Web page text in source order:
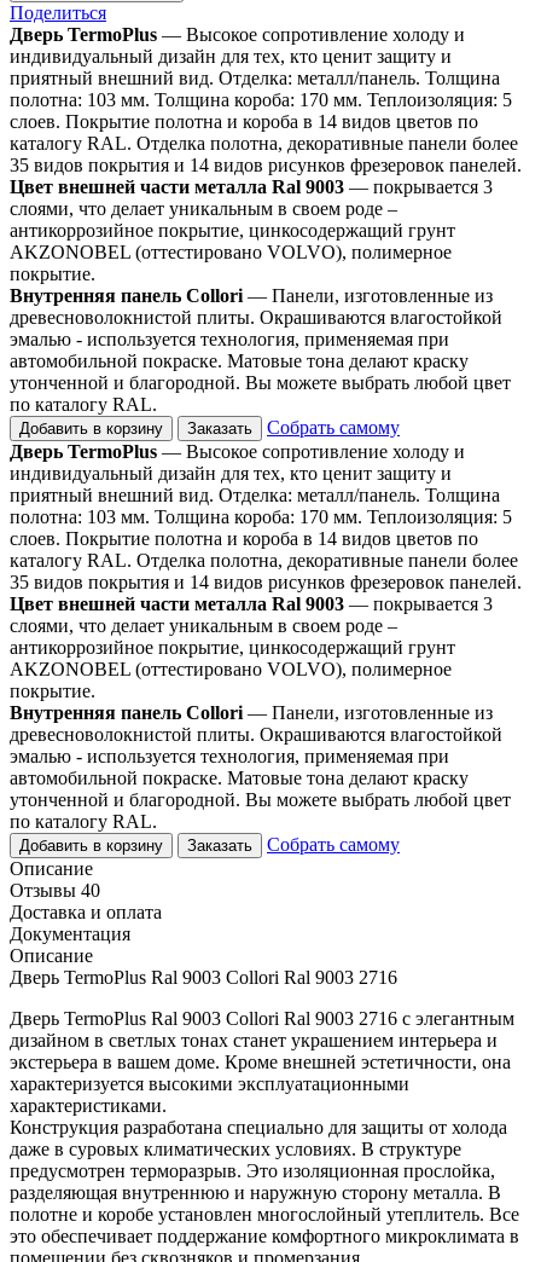
Поделиться
Дверь TermoPlus — Высокое сопротивление холоду и
индивидуальный дизайн для тех, кто ценит защиту и
приятный внешний вид. Отделка: металл/панель. Толщина
полотна: 103 мм. Толщина короба: 170 мм. Теплоизоляция: 5
слоев. Покрытие полотна и короба в 14 видов цветов по
каталогу RAL. Отделка полотна, декоративные панели более
35 видов покрытия и 14 видов рисунков фрезеровок панелей.
Цвет внешней части металла Ral 9003 — покрывается 3
слоями, что делает уникальным в своем роде –
антикоррозийное покрытие, цинкосодержащий грунт
AKZONOBEL (оттестировано VOLVO), полимерное
покрытие.
Внутренняя панель Collori — Панели, изготовленные из
древесноволокнистой плиты. Окрашиваются влагостойкой
эмалью - используется технология, применяемая при
автомобильной покраске. Матовые тона делают краску
утонченной и благородной. Вы можете выбрать любой цвет
по каталогу RAL.
Добавить в корзину Заказать
Собрать самому
Дверь TermoPlus — Высокое сопротивление холоду и
индивидуальный дизайн для тех, кто ценит защиту и
приятный внешний вид. Отделка: металл/панель. Толщина
полотна: 103 мм. Толщина короба: 170 мм. Теплоизоляция: 5
слоев. Покрытие полотна и короба в 14 видов цветов по
каталогу RAL. Отделка полотна, декоративные панели более
35 видов покрытия и 14 видов рисунков фрезеровок панелей.
Цвет внешней части металла Ral 9003 — покрывается 3
слоями, что делает уникальным в своем роде –
антикоррозийное покрытие, цинкосодержащий грунт
AKZONOBEL (оттестировано VOLVO), полимерное
покрытие.
Внутренняя панель Collori — Панели, изготовленные из
древесноволокнистой плиты. Окрашиваются влагостойкой
эмалью - используется технология, применяемая при
автомобильной покраске. Матовые тона делают краску
утонченной и благородной. Вы можете выбрать любой цвет
по каталогу RAL.
Добавить в корзину Заказать
Собрать самому
Описание
Отзывы 40
Доставка и оплата
Документация
Описание
Дверь TermoPlus Ral 9003 Collori Ral 9003 2716
Дверь TermoPlus Ral 9003 Collori Ral 9003 2716 с элегантным
дизайном в светлых тонах станет украшением интерьера и
экстерьера в вашем доме. Кроме внешней эстетичности, она
характеризуется высокими эксплуатационными
характеристиками.
Конструкция разработана специально для защиты от холода
даже в суровых климатических условиях. В структуре
предусмотрен терморазрыв. Это изоляционная прослойка,
разделяющая внутреннюю и наружную сторону металла. В
полотне и коробе установлен многослойный утеплитель. Все
это обеспечивает поддержание комфортного микроклимата в
помещении без сквозняков и промерзания.